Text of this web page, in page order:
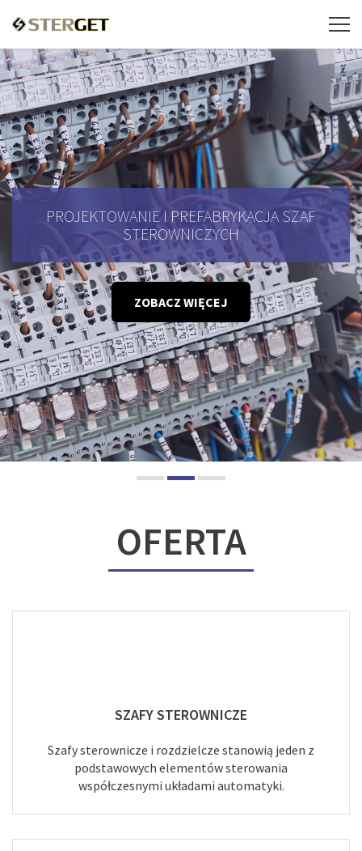
PROJEKTOWANIE I PREFABRYKACJA SZAF
STEROWNICZYCH
ZOBACZ WIĘCEJ
OFERTA
SZAFY STEROWNICZE
Szafy sterownicze i rozdzielcze stanowią jeden z
podstawowych elementów sterowania
współczesnymi układami automatyki.